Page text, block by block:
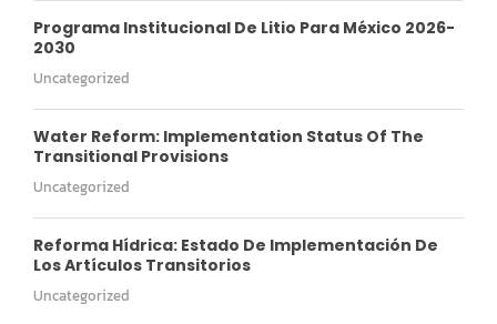
Programa Institucional De Litio Para México 2026-
2030
Uncategorized
Water Reform: Implementation Status Of The
Transitional Provisions
Uncategorized
Reforma Hídrica: Estado De Implementación De
Los Artículos Transitorios
Uncategorized